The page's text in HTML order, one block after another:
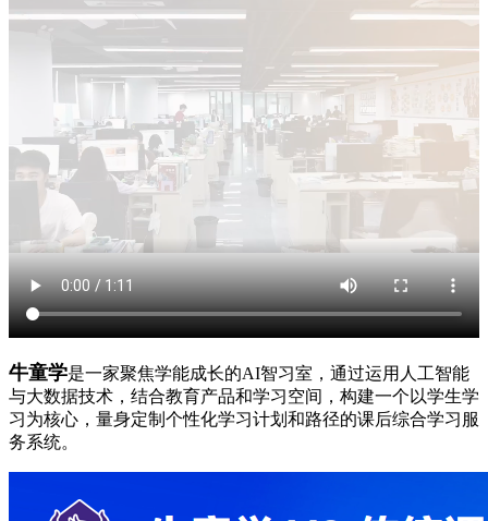
牛童学是一家聚焦学能成长的AI智习室，通过运用人工智能
与大数据技术，结合教育产品和学习空间，构建一个以学生学
习为核心，量身定制个性化学习计划和路径的课后综合学习服
务系统。